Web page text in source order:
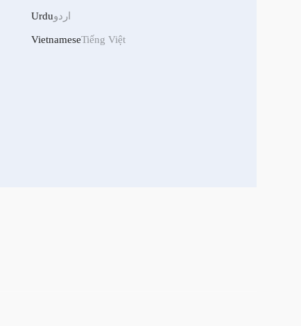
Urduاردو
VietnameseTiếng Việt